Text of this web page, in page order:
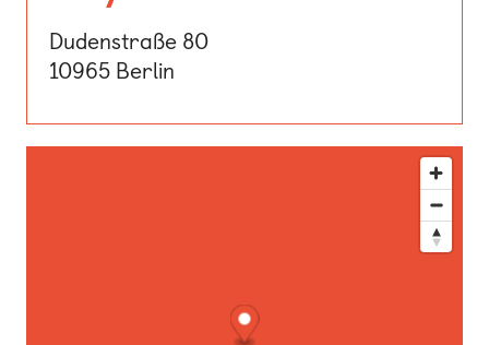
Dudenstraße 80
10965 Berlin
Diese Karte zeigt unseren Standort. Nutzen Sie den